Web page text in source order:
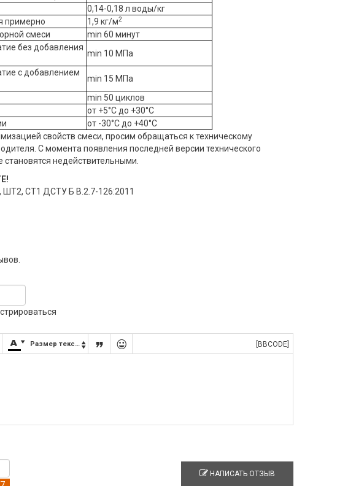
0,14-0,18 л воды/кг
примерно
1,9 кг/м2
смеси
min 60 минут
без добавления
min 10 МПа
с добавлением
min 15 МПа
min 50 циклов
от +5°C до +30°С
от -30°C до +40°С
свойств смеси, просим обращаться к техническому
С момента появления последней версии технического
недействительными.
СТ1 ДСТУ Б В.2.7-126:2011
  Размер текста   [BBCODE]
НАПИСАТЬ ОТЗЫВ